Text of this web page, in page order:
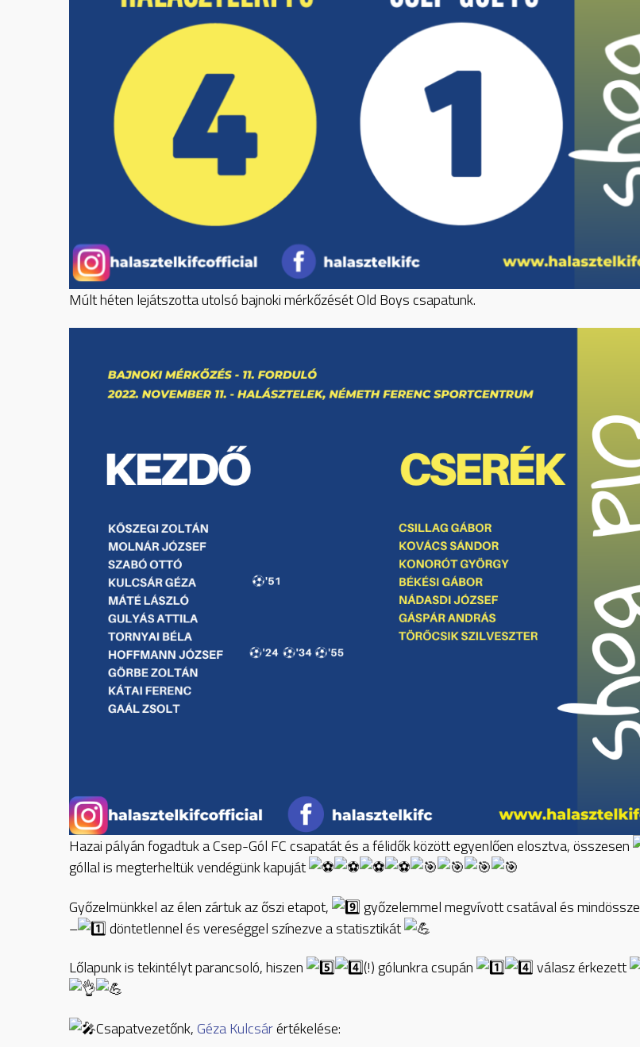
Múlt héten lejátszotta utolsó bajnoki mérkőzését Old Boys csapatunk.
Hazai pályán fogadtuk a Csep-Gól FC csapatát és a félidők között egyenlően elosztva, összesen
góllal is megterheltük vendégünk kapuját
Győzelmünkkel az élen zártuk az őszi etapot,
győzelemmel megvívott csatával és mindössze
–
döntetlennel és vereséggel színezve a statisztikát
Lőlapunk is tekintélyt parancsoló, hiszen
(!) gólunkra csupán válasz érkezett
Csapatvezetőnk,Géza Kulcsárértékelése: